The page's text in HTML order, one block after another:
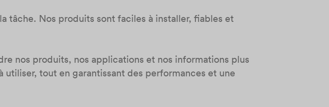
tâche. Nos produits sont faciles à installer, fiables et
nos produits, nos applications et nos informations plus
utiliser, tout en garantissant des performances et une